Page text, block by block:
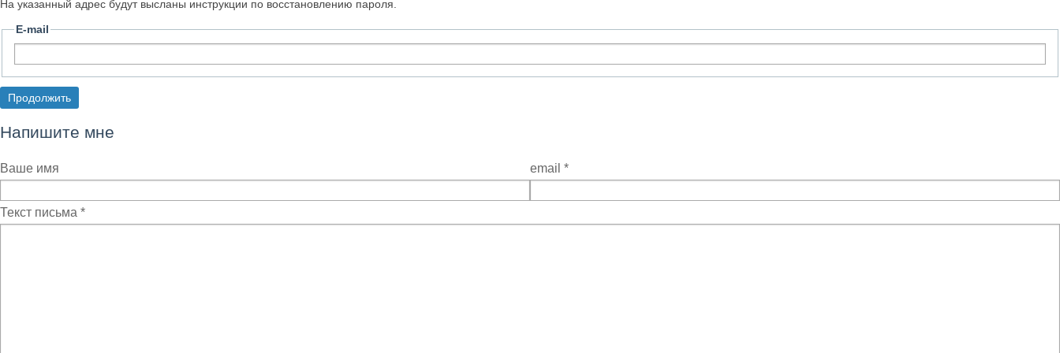
На указанный адрес будут высланы инструкции по восстановлению пароля.
E-mail
Напишите мне
Ваше имя email *
Текст письма *